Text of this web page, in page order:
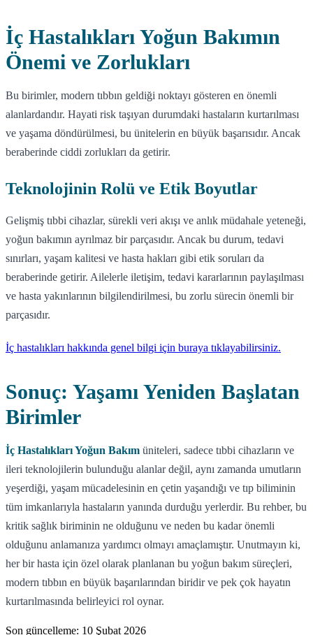
İç Hastalıkları Yoğun Bakımın
Önemi ve Zorlukları
Bu birimler, modern tıbbın geldiği noktayı gösteren en önemli
alanlardandır. Hayati risk taşıyan durumdaki hastaların kurtarılması
ve yaşama döndürülmesi, bu ünitelerin en büyük başarısıdır. Ancak
beraberinde ciddi zorlukları da getirir.
Teknolojinin Rolü ve Etik Boyutlar
Gelişmiş tıbbi cihazlar, sürekli veri akışı ve anlık müdahale yeteneği,
yoğun bakımın ayrılmaz bir parçasıdır. Ancak bu durum, tedavi
sınırları, yaşam kalitesi ve hasta hakları gibi etik soruları da
beraberinde getirir. Ailelerle iletişim, tedavi kararlarının paylaşılması
ve hasta yakınlarının bilgilendirilmesi, bu zorlu sürecin önemli bir
parçasıdır.
İç hastalıkları hakkında genel bilgi için buraya tıklayabilirsiniz.
Sonuç: Yaşamı Yeniden Başlatan
Birimler
İç Hastalıkları Yoğun Bakım üniteleri, sadece tıbbi cihazların ve
ileri teknolojilerin bulunduğu alanlar değil, aynı zamanda umutların
yeşerdiği, yaşam mücadelesinin en çetin yaşandığı ve tıp biliminin
tüm imkanlarıyla hastaların yanında durduğu yerlerdir. Bu rehber, bu
kritik sağlık biriminin ne olduğunu ve neden bu kadar önemli
olduğunu anlamanıza yardımcı olmayı amaçlamıştır. Unutmayın ki,
her bir hasta için özel olarak planlanan bu yoğun bakım süreçleri,
modern tıbbın en büyük başarılarından biridir ve pek çok hayatın
kurtarılmasında belirleyici rol oynar.
Son güncelleme: 10 Şubat 2026